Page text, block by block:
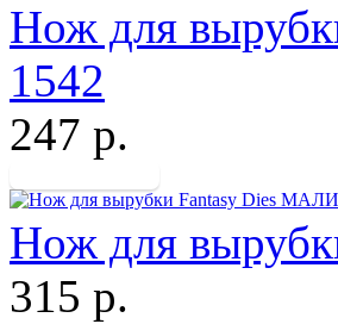
Нож для
1542
247 р.
Нож для
315 р.